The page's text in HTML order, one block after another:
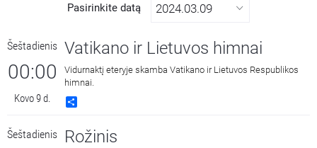
Pasirinkite datą
Šeštadienis
00:00
Kovo 9 d.
Vatikano ir Lietuvos himnai
Vidurnaktį eteryje skamba Vatikano ir Lietuvos Respublikos
himnai.
Šeštadienis Rožinis